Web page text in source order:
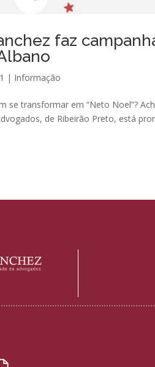
faz
| Informação
se transformar em “Neto Noel”?
de Ribeirão Preto, está